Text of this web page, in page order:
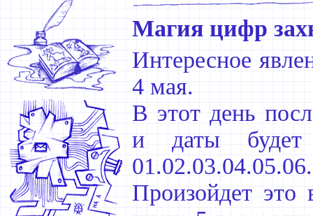
Магия цифр
Интересное
4 мая.
В этот день
и даты будет
01.02.03.04.05.06.
Произойдет